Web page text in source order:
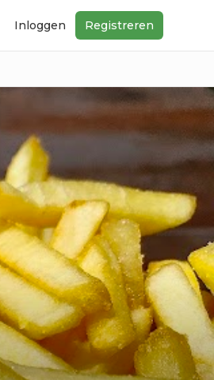
Inloggen Registreren